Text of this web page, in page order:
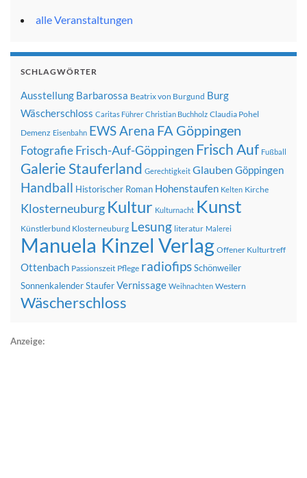
alle Veranstaltungen
SCHLAGWÖRTER
Ausstellung Barbarossa Beatrix von Burgund Burg
Wäscherschloss Caritas Führer Christian Buchholz Claudia Pohel
Demenz Eisenbahn EWS Arena FA Göppingen
FotografieFrisch-Auf-Göppingen Frisch Auf Fußball
Galerie Stauferland Gerechtigkeit Glauben Göppingen
Handball Historischer Roman Hohenstaufen Kelten Kirche
Klosterneuburg Kultur Kulturnacht Kunst
Künstlerbund Klosterneuburg Lesung literatur Malerei
Manuela Kinzel Verlag Offener Kulturtreff
Ottenbach Passionszeit Pflege radiofipsSchönweiler
SonnenkalenderStauferVernissage Weihnachten Western
Wäscherschloss
Anzeige: